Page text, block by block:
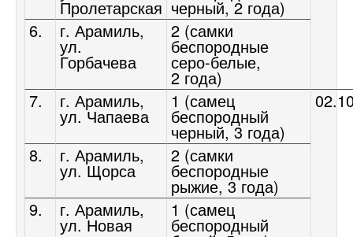
Пролетарская черный, 2 года)
6. г. Арамиль,
ул.
Горбачева
2 (самки
беспородные
серо-белые,
2 года)
7.
г. Арамиль,
ул. Чапаева
1 (самец
беспородный
черный, 3 года)
8. г. Арамиль,
ул. Щорса
2 (самки
беспородные
рыжие, 3 года)
9.
г. Арамиль,
ул. Новая
1 (самец
беспородный